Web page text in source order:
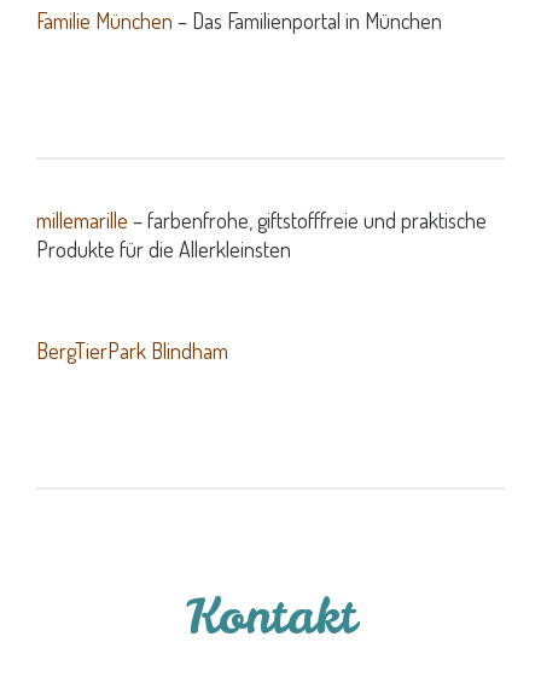
Familie München – Das Familienportal in München
millemarille – farbenfrohe, giftstofffreie und praktische
Produkte für die Allerkleinsten
BergTierPark Blindham
Kontakt